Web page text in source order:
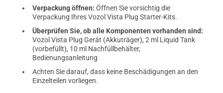
Verpackung öffnen: Öffnen Sie vorsichtig die
Verpackung Ihres Vozol Vista Plug Starter-Kits.
Überprüfen Sie, ob alle Komponenten vorhanden sind:
Vozol Vista Plug Gerät (Akkuträger), 2 ml Liquid Tank
(vorbefüllt), 10 ml Nachfüllbehälter,
Bedienungsanleitung
Achten Sie darauf, dass keine Beschädigungen an den
Einzelteilen vorliegen.